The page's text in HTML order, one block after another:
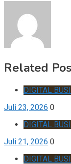
Related
DIGITAL
Juli 23, 2026 0
DIGITAL
Juli 21, 2026 0
DIGITAL